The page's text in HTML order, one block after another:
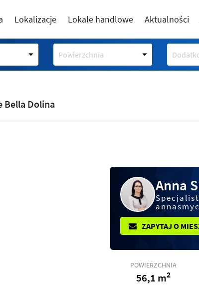
Lokalizacje Lokale handlowe Aktualności
Powierzchnia
Bella Dolina
Anna
ZAPYTAJ O
POWIERZCHNIA
56,1 m2